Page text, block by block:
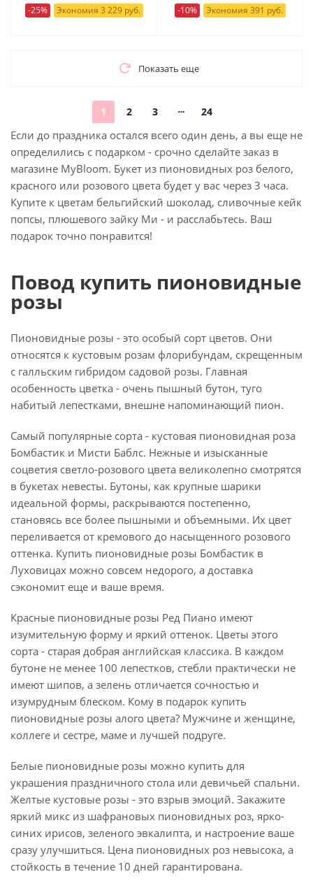
-25%
Экономия 3 229 руб.
-10%
Экономия 391 руб.
Показать еще
1 2 3 24
Если до праздника остался всего один день, а вы еще не
определились с подарком - срочно сделайте заказ в
магазине MyBloom. Букет из пионовидных роз белого,
красного или розового цвета будет у вас через 3 часа.
Купите к цветам бельгийский шоколад, сливочные кейк
попсы, плюшевого зайку Ми - и расслабьтесь. Ваш
подарок точно понравится!
Повод купить пионовидные
розы
Пионовидные розы - это особый сорт цветов. Они
относятся к кустовым розам флорибундам, скрещенным
с галльским гибридом садовой розы. Главная
особенность цветка - очень пышный бутон, туго
набитый лепестками, внешне напоминающий пион.
Самый популярные сорта - кустовая пионовидная роза
Бомбастик и Мисти Баблс. Нежные и изысканные
соцветия светло-розового цвета великолепно смотрятся
в букетах невесты. Бутоны, как крупные шарики
идеальной формы, раскрываются постепенно,
становясь все более пышными и объемными. Их цвет
переливается от кремового до насыщенного розового
оттенка. Купить пионовидные розы Бомбастик в
Луховицах можно совсем недорого, а доставка
сэкономит еще и ваше время.
Красные пионовидные розы Ред Пиано имеют
изумительную форму и яркий оттенок. Цветы этого
сорта - старая добрая английская классика. В каждом
бутоне не менее 100 лепестков, стебли практически не
имеют шипов, а зелень отличается сочностью и
изумрудным блеском. Кому в подарок купить
пионовидные розы алого цвета? Мужчине и женщине,
коллеге и сестре, маме и лучшей подруге.
Белые пионовидные розы можно купить для
украшения праздничного стола или девичьей спальни.
Желтые кустовые розы - это взрыв эмоций. Закажите
яркий микс из шафрановых пионовидных роз, ярко-
синих ирисов, зеленого эвкалипта, и настроение ваше
сразу улучшиться. Цена пионовидных роз невысока, а
стойкость в течение 10 дней гарантирована.